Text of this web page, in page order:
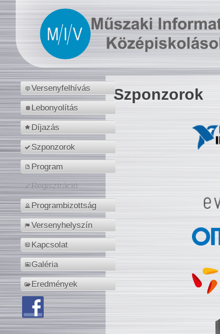
Versenyfelhívás
Lebonyolítás
Díjazás
Szponzorok
Program
Regisztráció
Programbizottság
Versenyhelyszín
Kapcsolat
Galéria
Eredmények
Szponzorok